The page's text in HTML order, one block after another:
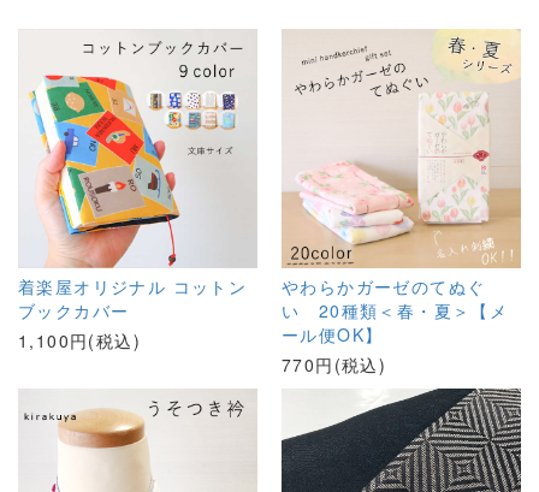
着楽屋オリジナル コットン
ブックカバー
1,100円(税込)
やわらかガーゼのてぬぐ
い 20種類＜春・夏＞【メ
ール便OK】
770円(税込)